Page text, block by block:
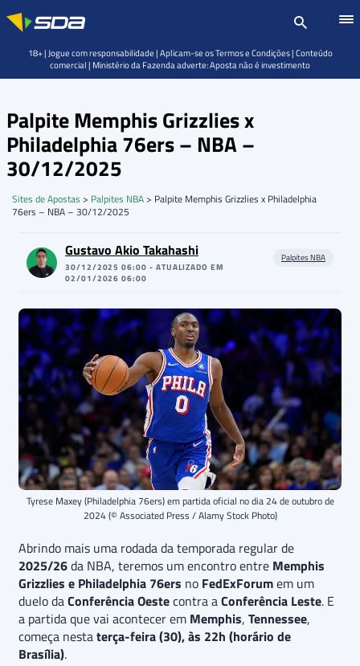
Palpite Memphis Grizzlies x
Philadelphia 76ers – NBA –
30/12/2025
Sites de Apostas > Palpites NBA > Palpite Memphis Grizzlies x Philadelphia
76ers – NBA – 30/12/2025
Gustavo Akio Takahashi
30/12/2025 06:00 - ATUALIZADO EM
02/01/2026 06:00
Palpites NBA
Tyrese Maxey (Philadelphia 76ers) em partida oficial no dia 24 de outubro de
2024 (© Associated Press / Alamy Stock Photo)
Abrindo mais uma rodada da temporada regular de
2025/26da NBA, teremos um encontro entre Memphis
Grizzlies e Philadelphia 76ers no FedExForumem um
duelo daConferência Oestecontra aConferência Leste. E
a partida que vai acontecer em Memphis, Tennessee,
começa nestaterça-feira (30), às 22h (horário de
Brasília).
18+ | Jogue com responsabilidade | Aplicam-se os Termos e Condições | Conteúdo
comercial | Ministério da Fazenda adverte: Aposta não é investimento